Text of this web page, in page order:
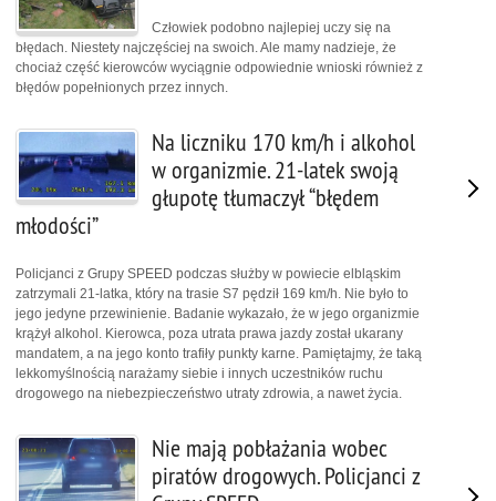
Człowiek podobno najlepiej uczy się na
błędach. Niestety najczęściej na swoich. Ale mamy nadzieje, że
chociaż część kierowców wyciągnie odpowiednie wnioski również z
błędów popełnionych przez innych.
Na liczniku 170 km/h i alkohol
w organizmie. 21-latek swoją
głupotę tłumaczył “błędem
młodości”
Policjanci z Grupy SPEED podczas służby w powiecie elbląskim
zatrzymali 21-latka, który na trasie S7 pędził 169 km/h. Nie było to
jego jedyne przewinienie. Badanie wykazało, że w jego organizmie
krążył alkohol. Kierowca, poza utrata prawa jazdy został ukarany
mandatem, a na jego konto trafiły punkty karne. Pamiętajmy, że taką
lekkomyślnością narażamy siebie i innych uczestników ruchu
drogowego na niebezpieczeństwo utraty zdrowia, a nawet życia.
Nie mają pobłażania wobec
piratów drogowych. Policjanci z